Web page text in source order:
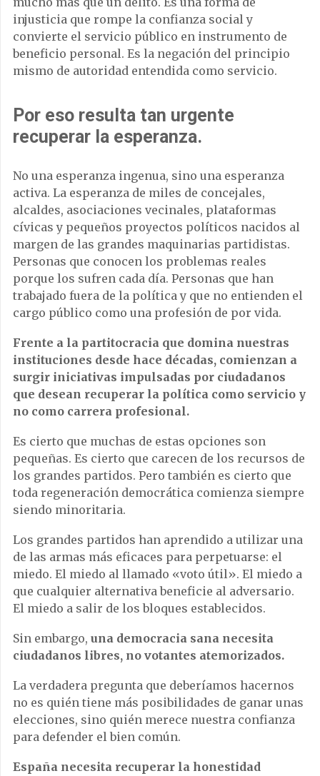
injusticia que rompe la confianza social y
convierte el servicio público en instrumento de
beneficio personal. Es la negación del principio
mismo de autoridad entendida como servicio.
Por eso resulta tan urgente
recuperar la esperanza.
No una esperanza ingenua, sino una esperanza
activa. La esperanza de miles de concejales,
alcaldes, asociaciones vecinales, plataformas
cívicas y pequeños proyectos políticos nacidos al
margen de las grandes maquinarias partidistas.
Personas que conocen los problemas reales
porque los sufren cada día. Personas que han
trabajado fuera de la política y que no entienden el
cargo público como una profesión de por vida.
Frente a la partitocracia que domina nuestras
instituciones desde hace décadas, comienzan a
surgir iniciativas impulsadas por ciudadanos
que desean recuperar la política como servicio y
no como carrera profesional.
Es cierto que muchas de estas opciones son
pequeñas. Es cierto que carecen de los recursos de
los grandes partidos. Pero también es cierto que
toda regeneración democrática comienza siempre
siendo minoritaria.
Los grandes partidos han aprendido a utilizar una
de las armas más eficaces para perpetuarse: el
miedo. El miedo al llamado «voto útil». El miedo a
que cualquier alternativa beneficie al adversario.
El miedo a salir de los bloques establecidos.
Sin embargo, una democracia sana necesita
ciudadanos libres, no votantes atemorizados.
La verdadera pregunta que deberíamos hacernos
no es quién tiene más posibilidades de ganar unas
elecciones, sino quién merece nuestra confianza
para defender el bien común.
España necesita recuperar la honestidad